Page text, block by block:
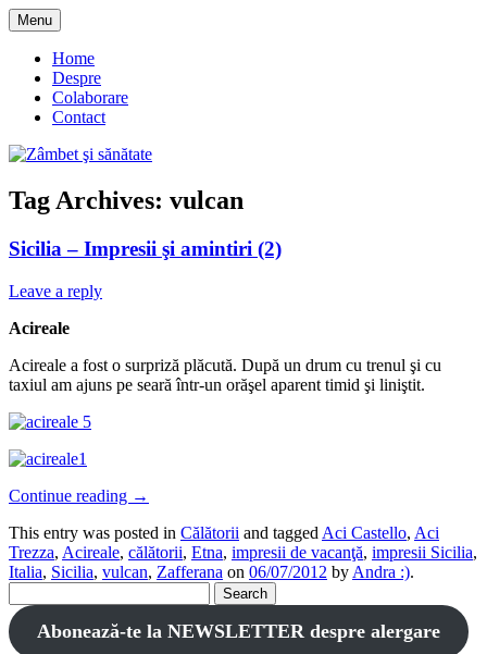
Skip
to
content
Zâmbet şi sănătate
Menu
Home
Despre
Colaborare
Contact
Tag Archives: vulcan
Sicilia – Impresii şi amintiri (2)
Leave a reply
Acireale
Acireale a fost o surpriză plăcută. După un drum cu trenul şi cu
taxiul am ajuns pe seară într-un orăşel aparent timid şi liniştit.
Continue reading →
This entry was posted in Călătorii and tagged Aci Castello, Aci
Trezza, Acireale, călătorii, Etna, impresii de vacanţă, impresii Sicilia,
Italia, Sicilia, vulcan, Zafferana on 06/07/2012 by Andra :).
for:
Abonează-te la NEWSLETTER despre alergare